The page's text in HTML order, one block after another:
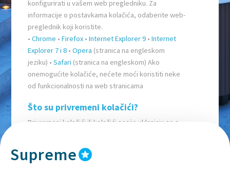
Supreme
konfigurirati u vašem web pregledniku. Za
informacije o postavkama kolačića, odaberite web-
preglednik koji koristite.
•Chrome •Firefox •Internet Explorer 9 •Internet
Explorer 7 i 8 •Opera (stranica na engleskom
jeziku) •Safari (stranica na engleskom) Ako
onemogućite kolačiće, nećete moći koristiti neke
od funkcionalnosti na web stranicama
Što su privremeni kolačići?
Privremeni kolačići ili kolačići sesije uklanjaju se s
Pomoću njih web-mjesta pohranjuju privremene
podatke, poput stavki u košarici za kupnju.